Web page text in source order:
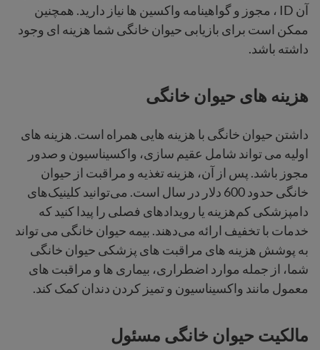
آن ID ، مجوز و گواهینامه واکسین ها نیاز دارید. همچنین
ممکن است برای بازیابی حیوان خانگی شما هزینه ای وجود
داشته باشد.
هزینه های حیوان خانگی
داشتن حیوان خانگی با هزینه هایی همراه است. هزینه های
اولیه می تواند شامل عقیم سازی، واکسیناسیون و صدور
مجوز باشد. پس از آن، هزینه تغذیه و مراقبت از حیوان
خانگی حدود 600 دلار در سال است. می‌توانید کلینیک‌های
دامپزشکی کم‌هزینه یا رویدادهای فصلی را پیدا کنید که
خدمات با تخفیف ارائه می‌دهند. بیمه حیوان خانگی می تواند
به پوشش هزینه های مراقبت های پزشکی حیوان خانگی
شما، از جمله موارد اضطراری، بیماری ها و مراقبت های
معمول مانند واکسیناسیون و تمیز کردن دندان کمک کند.
مالکیت حیوان خانگی مسئول